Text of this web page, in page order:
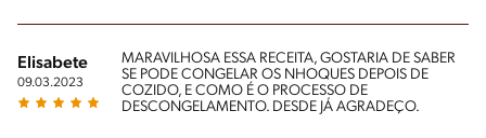
Elisabete
09.03.2023
MARAVILHOSA ESSA RECEITA, GOSTARIA DE SABER
SE PODE CONGELAR OS NHOQUES DEPOIS DE
COZIDO, E COMO É O PROCESSO DE
DESCONGELAMENTO. DESDE JÁ AGRADEÇO.